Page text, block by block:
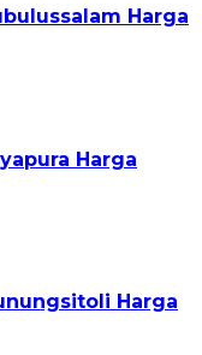
Harga
Harga
Harga